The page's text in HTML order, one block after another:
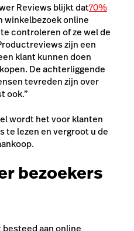
Reviews blijkt dat70%
winkelbezoek online
controleren of ze wel de
zijn een
klant kunnen doen
De achterliggende
tevreden zijn over
ook.”
wordt het voor klanten
te lezen en vergroot u de
bezoekers
aan online